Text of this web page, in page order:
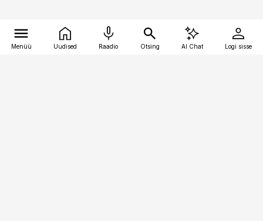
Menüü Uudised Raadio Otsing AI Chat Logi sisse